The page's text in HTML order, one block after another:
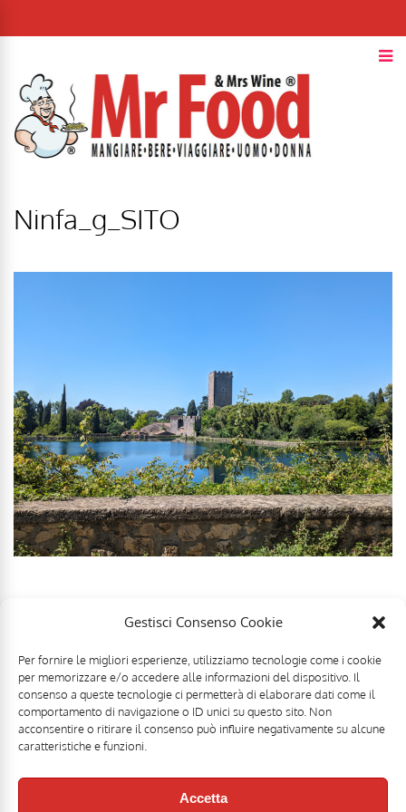
Gestisci Consenso Cookie
Per fornire le migliori esperienze, utilizziamo tecnologie come i cookie
per memorizzare e/o accedere alle informazioni del dispositivo. Il
consenso a queste tecnologie ci permetterà di elaborare dati come il
comportamento di navigazione o ID unici su questo sito. Non
acconsentire o ritirare il consenso può influire negativamente su alcune
caratteristiche e funzioni.
Accetta
Ninfa_g_SITO